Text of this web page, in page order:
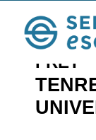
« IT-
FRET